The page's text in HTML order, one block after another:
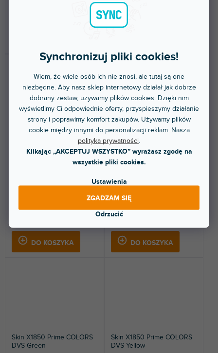
Synchronizuj pliki cookies!
Wiem, że wiele osób ich nie znosi, ale tutaj są one
niezbędne. Aby nasz sklep internetowy działał jak dobrze
dobrany zestaw, używamy plików cookies. Dzięki nim
wyświetlimy Ci odpowiednie oferty, przyspieszymy działanie
strony i poprawimy komfort zakupów. Używamy plików
cookie między innymi do personalizacji reklam. Nasza
polityka prywatności.
Klikając „AKCEPTUJ WSZYSTKO” wyrażasz zgodę na
wszystkie pliki cookies.
Ustawienia
Odrzucić
ZGADZAM SIĘ
245 zł
Skin X1850 Prime COLORS
DO KOSZYKA
Naklejka ochronna na Denon DJ
Skin X1850 Prime COLORS
DVS Pink
DO KOSZYKA
Naklejka ochronna na Denon DJ
mikser i nada mu...
Skin X1850 Prime COLORS
DVS Green
Skin X1850 Prime COLORS
DVS Yellow